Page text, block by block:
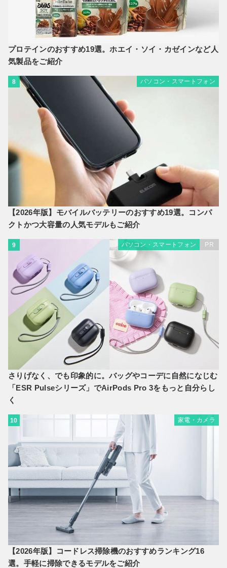
プロテインのおすすめ19選。ホエイ・ソイ・カゼインなど人
気製品をご紹介
8 パソコン・スマートフォン
【2026年版】モバイルバッテリーのおすすめ19選。コンパ
クトかつ大容量の人気モデルもご紹介
9 パソコン・スマートフォン PR
さりげなく、でも印象的に。バッグやコーデに自然になじむ
「ESR Pulseシリーズ」でAirPods Pro 3をもっと自分らし
く
10 家電・カメラ
【2026年版】コードレス掃除機のおすすめランキング16
選。手軽に掃除できるモデルをご紹介